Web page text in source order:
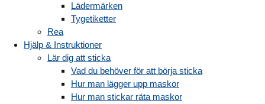
Lädermärken
Tygetiketter
Rea
Hjälp & Instruktioner
Lär dig att sticka
Vad du behöver för att börja sticka
Hur man lägger upp maskor
Hur man stickar räta maskor